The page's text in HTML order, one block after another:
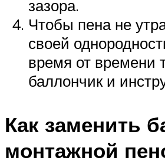
зазора.
Чтобы пена не
своей
время от времени
баллончик и
Как заменить
монтажной